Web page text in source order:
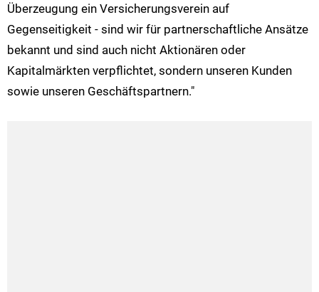
Überzeugung ein Versicherungsverein auf
Gegenseitigkeit - sind wir für partnerschaftliche Ansätze
bekannt und sind auch nicht Aktionären oder
Kapitalmärkten verpflichtet, sondern unseren Kunden
sowie unseren Geschäftspartnern."